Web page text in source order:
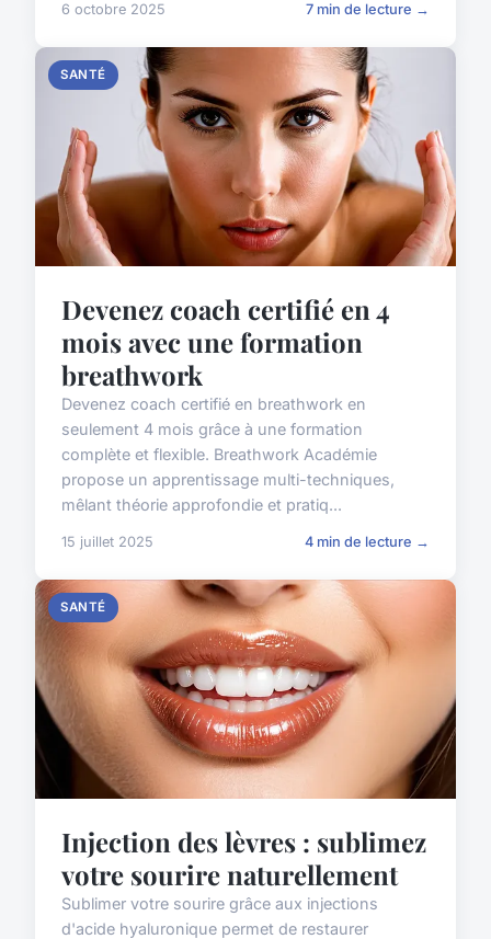
6 octobre 2025 7 min de lecture →
SANTÉ
Devenez coach certifié en 4
mois avec une formation
breathwork
Devenez coach certifié en breathwork en
seulement 4 mois grâce à une formation
complète et flexible. Breathwork Académie
propose un apprentissage multi-techniques,
mêlant théorie approfondie et pratiq...
15 juillet 2025 4 min de lecture →
SANTÉ
Injection des lèvres : sublimez
votre sourire naturellement
Sublimer votre sourire grâce aux injections
d'acide hyaluronique permet de restaurer